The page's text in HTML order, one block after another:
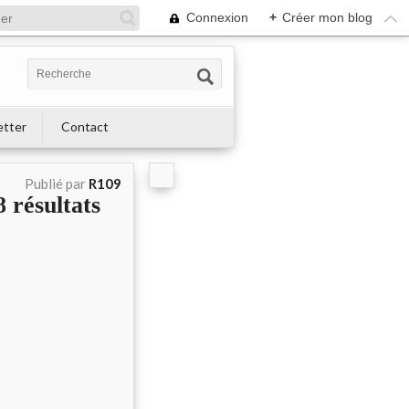
Connexion + Créer mon blog
Contact
Publié par R109
résultats